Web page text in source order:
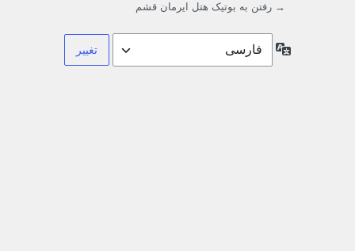
→ رفتن به بوتیک هتل ایرمان قشم
زبان